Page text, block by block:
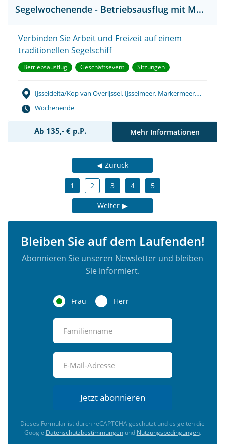
Segelwochenende - Betriebsausflug mit Meeting
Verbinden Sie Arbeit und Freizeit auf einem
traditionellen Segelschiff
Betriebsausflug Geschäftsevent Sitzungen
IJsseldelta/Kop van Overijssel, IJsselmeer, Markermeer,
Wattenmeer
Wochenende
Ab 135,- € p.P. Mehr Informationen
Zurück
1 2 3 4 5
Weiter
Bleiben Sie auf dem Laufenden!
Abonnieren Sie unseren Newsletter und bleiben
Sie informiert.
Frau Herr
Jetzt abonnieren
Dieses Formular ist durch reCAPTCHA geschützt und es gelten die
Google Datenschutzbestimmungenund Nutzungsbedingungen.